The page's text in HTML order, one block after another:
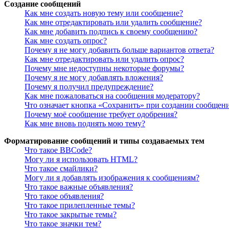
Создание сообщений
Как мне создать новую тему или сообщение?
Как мне отредактировать или удалить сообщение?
Как мне добавить подпись к своему сообщению?
Как мне создать опрос?
Почему я не могу добавить больше вариантов ответа?
Как мне отредактировать или удалить опрос?
Почему мне недоступны некоторые форумы?
Почему я не могу добавлять вложения?
Почему я получил предупреждение?
Как мне пожаловаться на сообщения модератору?
Что означает кнопка «Сохранить» при создании
Почему моё сообщение требует одобрения?
Как мне вновь поднять мою тему?
Форматирование сообщений и типы создаваемых тем
Что такое BBCode?
Могу ли я использовать HTML?
Что такое смайлики?
Могу ли я добавлять изображения к сообщениям?
Что такое важные объявления?
Что такое объявления?
Что такое прилепленные темы?
Что такое закрытые темы?
Что такое значки тем?